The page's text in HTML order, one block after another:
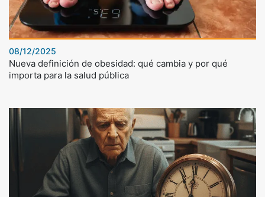
08/12/2025
Nueva definición de obesidad: qué cambia y por qué
importa para la salud pública